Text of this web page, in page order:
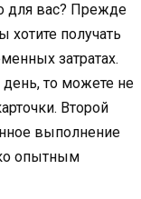
для вас? Прежде
получать
затратах.
то можете не
Второй
выполнение
опытным